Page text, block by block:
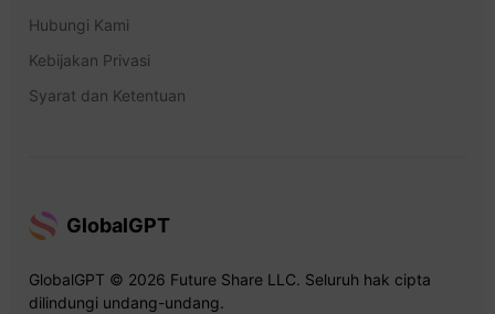
Hubungi Kami
Kebijakan Privasi
Syarat dan Ketentuan
GlobalGPT
GlobalGPT © 2026 Future Share LLC. Seluruh hak cipta
dilindungi undang-undang.